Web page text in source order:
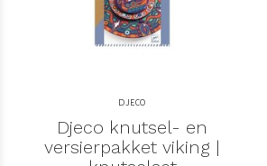
DJECO
Djeco knutsel- en
versierpakket viking |